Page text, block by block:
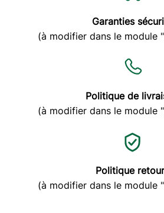
Garanties
(à modifier dans le module
Politique de
(à modifier dans le module
Politique
(à modifier dans le module